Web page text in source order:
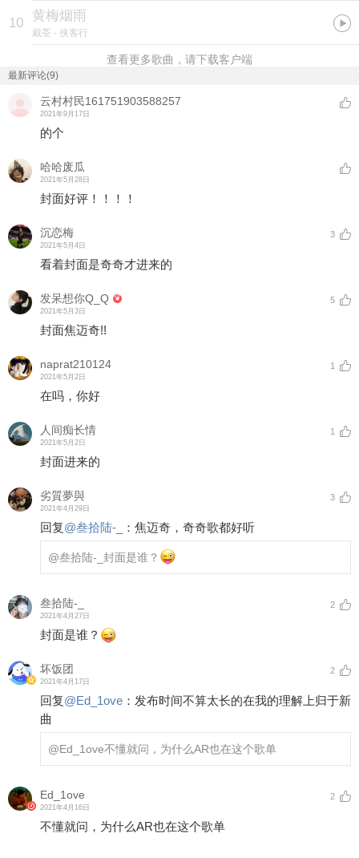
10 黄梅烟雨
戴荃 - 侠客行
查看更多歌曲，请下载客户端
最新评论(9)
云村村民161751903588257
2021年9月17日
的个
哈哈废瓜
2021年5月28日
封面好评！！！！
沉恋梅
2021年5月4日
3
看着封面是奇奇才进来的
发呆想你Q_Q
2021年5月3日
5
封面焦迈奇!!
naprat210124
2021年5月2日
1
在吗，你好
人间痴长情
2021年5月2日
1
封面进来的
劣質夢與
2021年4月29日
3
回复@叁拾陆-_ ： 焦迈奇，奇奇歌都好听
@叁拾陆-_ 封面是谁？
叁拾陆-_
2021年4月27日
2
封面是谁？
坏饭团
2021年4月17日
2
回复@Ed_1ove ： 发布时间不算太长的在我的理解上归于新
曲
@Ed_1ove不懂就问，为什么AR也在这个歌单
Ed_1ove
2021年4月16日
2
不懂就问，为什么AR也在这个歌单